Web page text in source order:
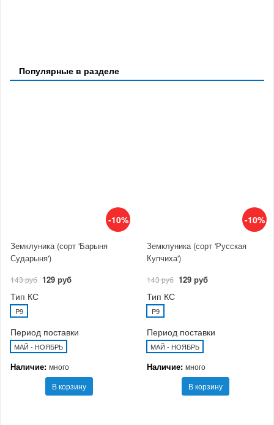
Популярные в разделе
-10%
Земклуника (сорт 'Барыня
Сударыня')
143 руб 129 руб
Тип КС
P9
Период поставки
МАЙ - НОЯБРЬ
Наличие: много
В корзину
-10%
Земклуника (сорт 'Русская
Купчиха')
143 руб 129 руб
Тип КС
P9
Период поставки
МАЙ - НОЯБРЬ
Наличие: много
В корзину